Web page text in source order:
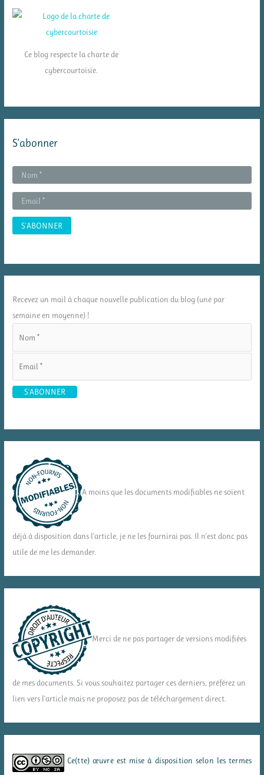
Ce blog respecte la charte de
cybercourtoisie.
S’abonner
Recevez un mail à chaque nouvelle publication du blog (une par
semaine en moyenne) !
A moins que les documents modifiables ne soient
déjà à disposition dans l'article, je ne les fournirai pas. Il n'est donc pas
utile de me les demander.
Merci de ne pas partager de versions modifiées
de mes documents. Si vous souhaitez partager ces derniers, préférez un
lien vers l'article mais ne proposez pas de téléchargement direct.
Ce(tte) œuvre est mise à disposition selon les termes